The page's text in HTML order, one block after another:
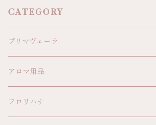
CATEGORY
プリマヴェーラ
精油
植物オイル
アロマ用品
フロリハナ